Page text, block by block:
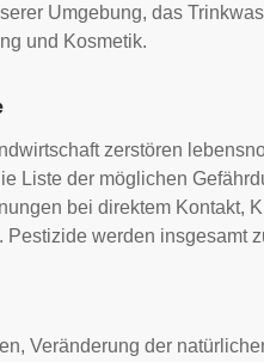
Umgebung, das
und Kosmetik.
zerstören
Liste der möglichen
bei direktem Kontakt,
Pestizide werden insgesamt
Veränderung der